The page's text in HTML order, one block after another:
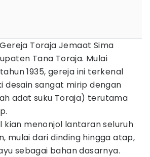
Toraja Jemaat Sima
Tana Toraja. Mulai
1935, gereja ini terkenal
desain sangat mirip dengan
adat suku Toraja) terutama
kian menonjol lantaran seluruh
mulai dari dinding hingga atap,
sebagai bahan dasarnya.